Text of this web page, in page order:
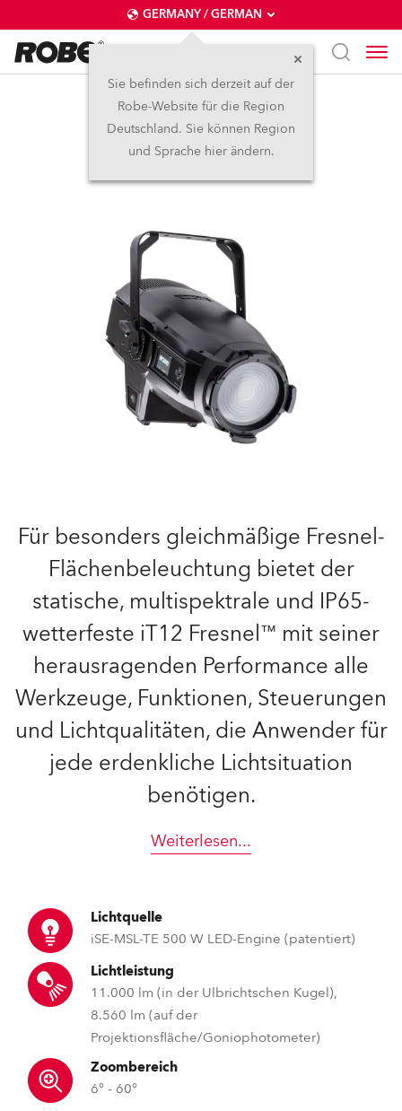
GERMANY / GERMAN
Sie befinden sich derzeit auf der
Robe-Website für die Region
Deutschland. Sie können Region
und Sprache hier ändern.
iT12 Fresnel™
NEU IP65
Für besonders gleichmäßige Fresnel-
Flächenbeleuchtung bietet der
statische, multispektrale und IP65-
wetterfeste iT12 Fresnel™ mit seiner
herausragenden Performance alle
Werkzeuge, Funktionen, Steuerungen
und Lichtqualitäten, die Anwender für
jede erdenkliche Lichtsituation
benötigen.
Weiterlesen...
Lichtquelle
iSE-MSL-TE 500 W LED-Engine (patentiert)
Lichtleistung
11.000 lm (in der Ulbrichtschen Kugel),
8.560 lm (auf der
Projektionsfläche/Goniophotometer)
Zoombereich
6° - 60°